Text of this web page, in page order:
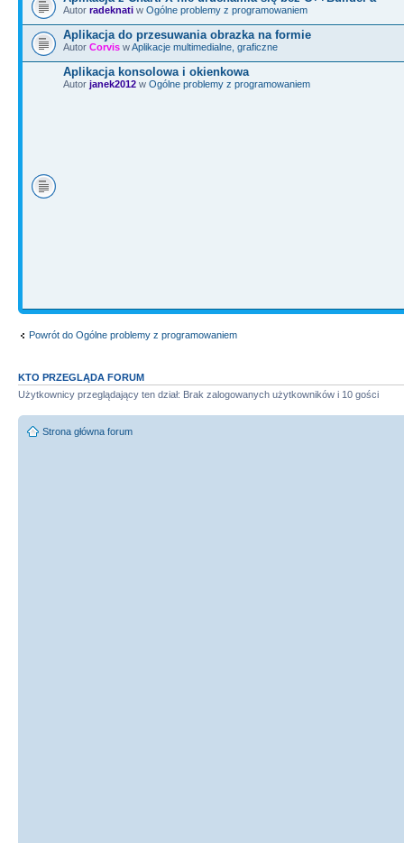
Autor radeknati w Ogólne problemy z programowaniem
Aplikacja do przesuwania obrazka na formie
Autor Corvis wAplikacje multimedialne, graficzne
Aplikacja konsolowa i okienkowa
Autor janek2012 w Ogólne problemy z programowaniem
Powrót do Ogólne problemy z programowaniem
KTO PRZEGLĄDA FORUM
Użytkownicy przeglądający ten dział: Brak zalogowanych użytkowników i 10 gości
Strona główna forum